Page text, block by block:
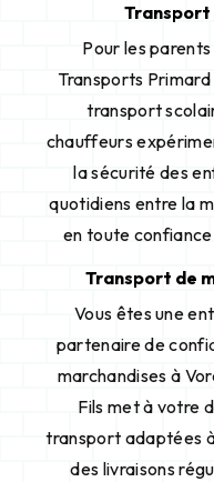
Transport
Pour les
Transports
transport
chauffeurs
la sécurité des
quotidiens entre la
en toute
Transport de
Vous êtes une
partenaire de
marchandises à
Fils met à votre
transport adaptées
des livraisons